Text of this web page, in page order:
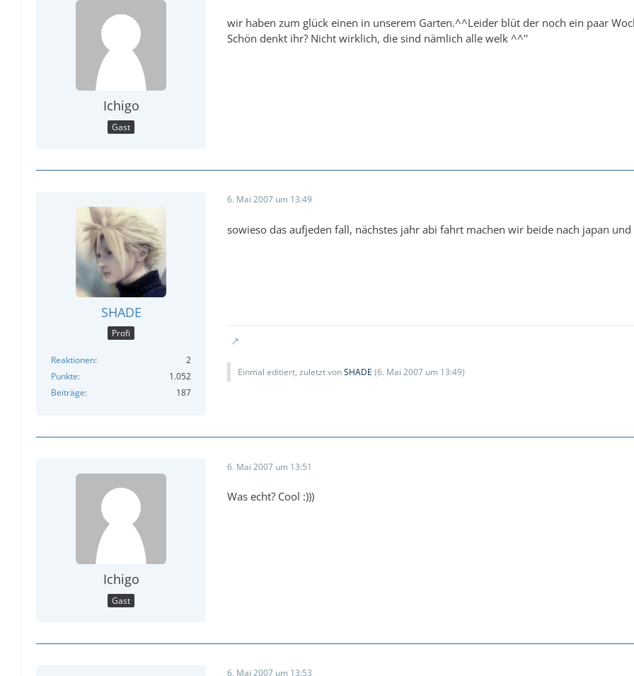
Ichigo
Gast
wir haben zum glück einen in unserem Garten.^^Leider blüt der noch ein paar
Schön denkt ihr? Nicht wirklich, die sind nämlich alle welk ^^''
SHADE
Profi
Reaktionen
2
Punkte
1.052
Beiträge
187
6. Mai 2007 um 13:49
sowieso das aufjeden fall, nächstes jahr abi fahrt machen wir beide nach japan
Einmal editiert, zuletzt vonSHADE (6. Mai 2007 um 13:49)
Ichigo
Gast
6. Mai 2007 um 13:51
Was echt? Cool :)))
6. Mai 2007 um 13:53